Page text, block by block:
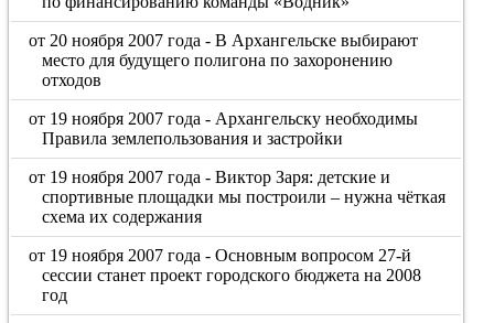
от 20 ноября 2007 года - В Архангельске выбирают
место для будущего полигона по захоронению
отходов
от 19 ноября 2007 года - Архангельску необходимы
Правила землепользования и застройки
от 19 ноября 2007 года - Виктор Заря: детские и
спортивные площадки мы построили – нужна чёткая
схема их содержания
от 19 ноября 2007 года - Основным вопросом 27-й
сессии станет проект городского бюджета на 2008
год